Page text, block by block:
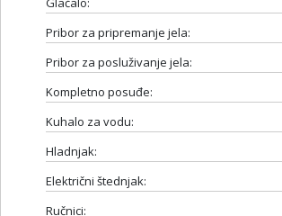
Pribor za pripremanje jela:
Pribor za posluživanje jela:
Kompletno posuđe:
Kuhalo za vodu:
Hladnjak:
Električni štednjak:
Ručnici: